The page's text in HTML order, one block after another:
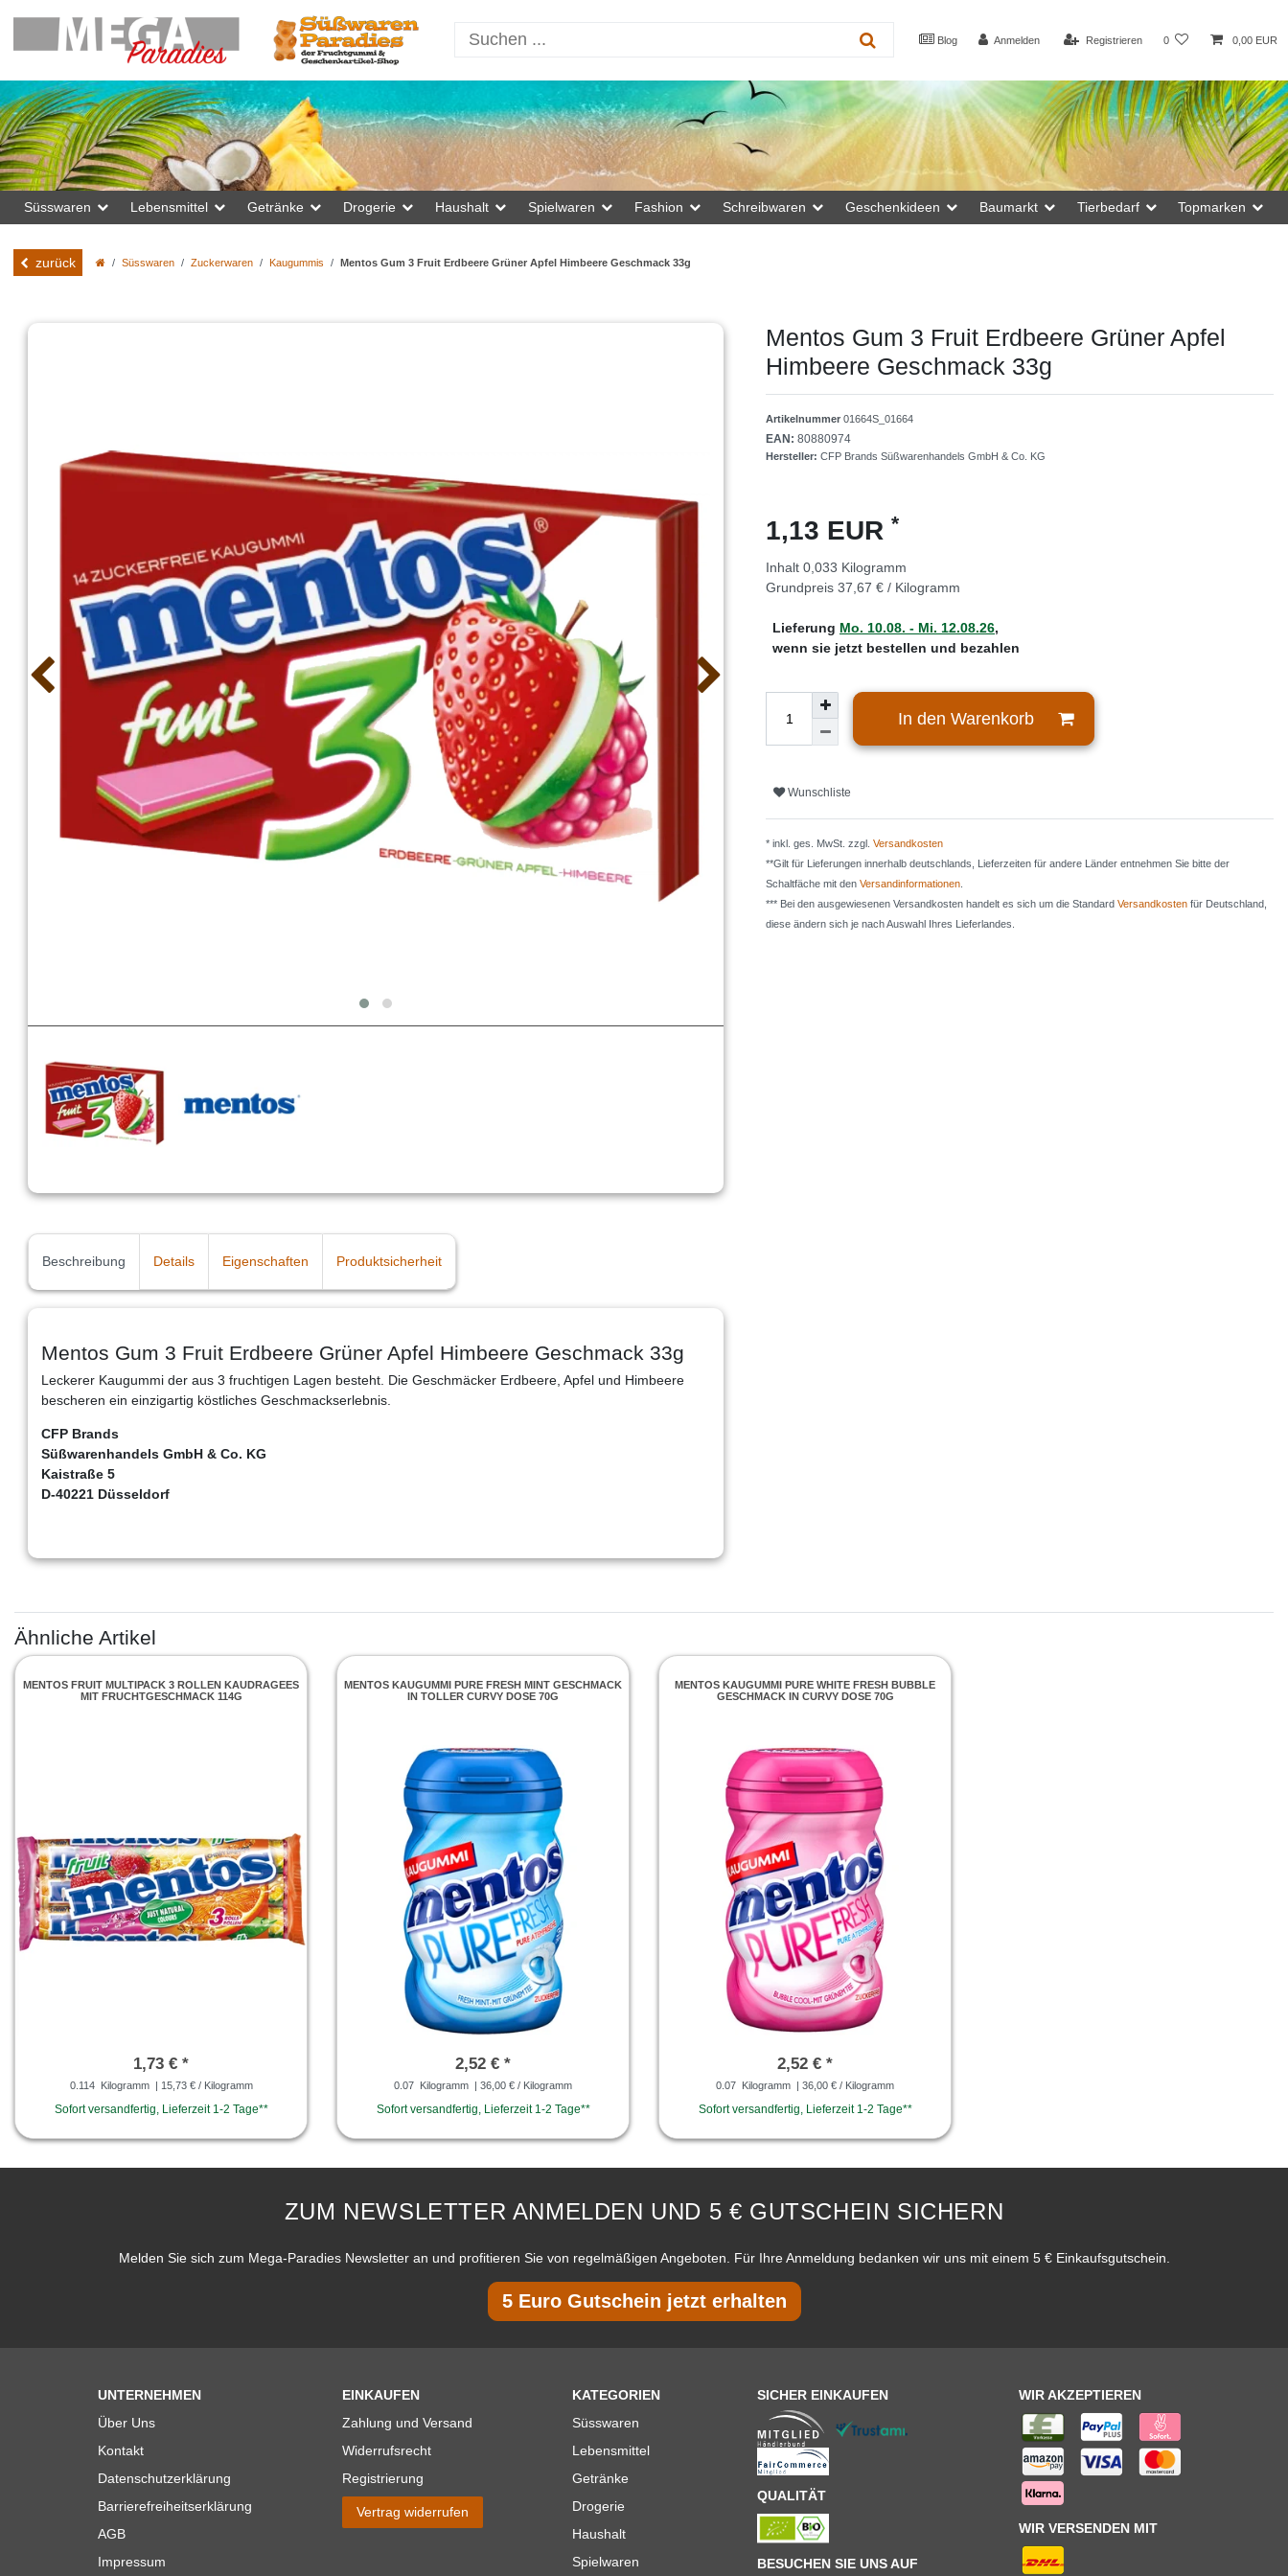
Blog Anmelden Registrieren 0 0,00 EUR
Süsswaren Lebensmittel Getränke Drogerie Haushalt Spielwaren Fashion Schreibwaren Geschenkideen Baumarkt Tierbedarf Topmarken
zurück Süsswaren Zuckerwaren Kaugummis Mentos Gum 3 Fruit Erdbeere Grüner Apfel Himbeere Geschmack 33g
Mentos Gum 3 Fruit Erdbeere Grüner Apfel
Himbeere Geschmack 33g
Artikelnummer 01664S_01664
EAN: 80880974
Hersteller: CFP Brands Süßwarenhandels GmbH & Co. KG
1,13 EUR *
Inhalt 0,033 Kilogramm
Grundpreis 37,67 € / Kilogramm
Lieferung Mo. 10.08. - Mi. 12.08.26,
wenn sie jetzt bestellen und bezahlen
In den Warenkorb
Wunschliste
* inkl. ges. MwSt. zzgl. Versandkosten
**Gilt für Lieferungen innerhalb deutschlands, Lieferzeiten für andere Länder entnehmen Sie bitte der
Schaltfäche mit den Versandinformationen
*** Bei den ausgewiesenen Versandkosten handelt es sich um die Standard Versandkosten für Deutschland,
diese ändern sich je nach Auswahl Ihres Lieferlandes.
Beschreibung Details Eigenschaften Produktsicherheit
Mentos Gum 3 Fruit Erdbeere Grüner Apfel Himbeere Geschmack 33g
Leckerer Kaugummi der aus 3 fruchtigen Lagen besteht. Die Geschmäcker Erdbeere, Apfel und Himbeere
bescheren ein einzigartig köstliches Geschmackserlebnis.
CFP Brands
Süßwarenhandels GmbH & Co. KG
Kaistraße 5
D-40221 Düsseldorf
Ähnliche Artikel
MENTOS FRUIT MULTIPACK 3 ROLLEN KAUDRAGEES
MIT FRUCHTGESCHMACK 114G
1,73 € *
0.114 Kilogramm | 15,73 € / Kilogramm
Sofort versandfertig, Lieferzeit 1-2 Tage**
MENTOS KAUGUMMI PURE FRESH MINT GESCHMACK
IN TOLLER CURVY DOSE 70G
2,52 € *
0.07 Kilogramm | 36,00 € / Kilogramm
Sofort versandfertig, Lieferzeit 1-2 Tage**
MENTOS KAUGUMMI PURE WHITE FRESH BUBBLE
GESCHMACK IN CURVY DOSE 70G
2,52 € *
0.07 Kilogramm | 36,00 € / Kilogramm
Sofort versandfertig, Lieferzeit 1-2 Tage**
ZUM NEWSLETTER ANMELDEN UND 5 € GUTSCHEIN SICHERN
Melden Sie sich zum Mega-Paradies Newsletter an und profitieren Sie von regelmäßigen Angeboten. Für Ihre Anmeldung bedanken wir uns mit einem 5 € Einkaufsgutschein.
5 Euro Gutschein jetzt erhalten
UNTERNEHMEN
Über Uns
Kontakt
Datenschutzerklärung
Barrierefreiheitserklärung
AGB
Impressum
EINKAUFEN
Zahlung und Versand
Widerrufsrecht
Registrierung
Vertrag widerrufen
KATEGORIEN
Süsswaren
Lebensmittel
Getränke
Drogerie
Haushalt
Spielwaren
SICHER EINKAUFEN
QUALITÄT
BESUCHEN SIE UNS AUF
WIR AKZEPTIEREN
WIR VERSENDEN MIT